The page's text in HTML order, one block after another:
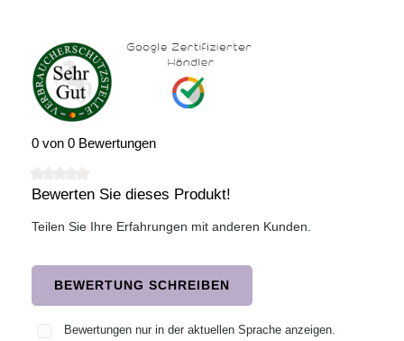
0 von 0 Bewertungen
Durchschnittliche Bewertung von 0 von 5 Sternen
Bewerten Sie dieses Produkt!
Teilen Sie Ihre Erfahrungen mit anderen Kunden.
BEWERTUNG SCHREIBEN
Bewertungen nur in der aktuellen Sprache anzeigen.